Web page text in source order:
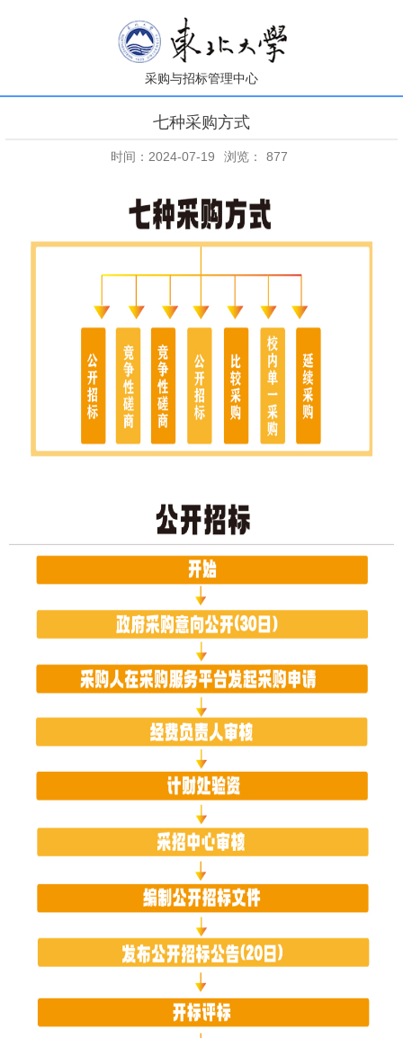
采购与招标管理中心
七种采购方式
时间：2024-07-19 浏览： 877